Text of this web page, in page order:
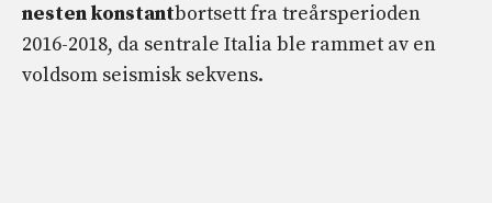
nesten konstantbortsett fra treårsperioden
2016-2018, da sentrale Italia ble rammet av en
voldsom seismisk sekvens.